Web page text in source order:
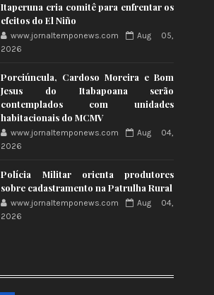
Itaperuna cria comitê para enfrentar os
efeitos do El Niño
www.jornaltemponews.com
Aug 05,
2026
Porciúncula, Cardoso Moreira e Bom
Jesus do Itabapoana serão
contemplados com unidades
habitacionais do MCMV
www.jornaltemponews.com
Aug 04,
2026
Polícia Militar orienta produtores
sobre cadastramento na Patrulha Rural
www.jornaltemponews.com
Aug 04,
2026